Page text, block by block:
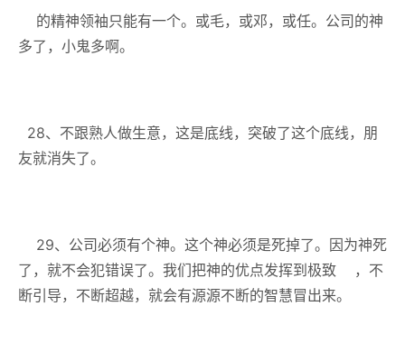
的精神领袖只能有一个。或毛，或邓，或任。公司的神
多了，小鬼多啊。
28、不跟熟人做生意，这是底线，突破了这个底线，朋
友就消失了。
29、公司必须有个神。这个神必须是死掉了。因为神死
了，就不会犯错误了。我们把神的优点发挥到极致 ，不
断引导，不断超越，就会有源源不断的智慧冒出来。